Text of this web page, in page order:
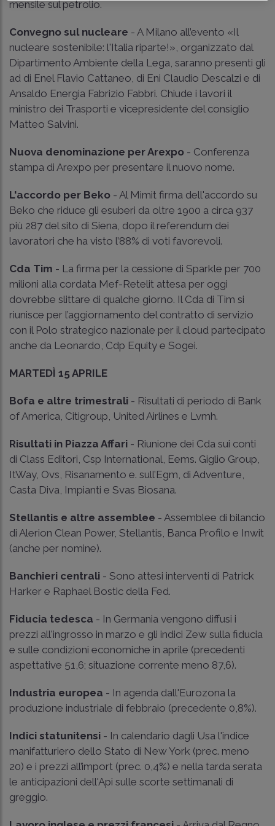
mensile sul petrolio.
Convegno sul nucleare - A Milano all’evento «Il
nucleare sostenibile: l'Italia riparte!», organizzato dal
Dipartimento Ambiente della Lega, saranno presenti gli
ad di Enel Flavio Cattaneo, di Eni Claudio Descalzi e di
Ansaldo Energia Fabrizio Fabbri. Chiude i lavori il
ministro dei Trasporti e vicepresidente del consiglio
Matteo Salvini.
Nuova denominazione per Arexpo - Conferenza
stampa di Arexpo per presentare il nuovo nome.
L'accordo per Beko - Al Mimit firma dell'accordo su
Beko che riduce gli esuberi da oltre 1900 a circa 937
più 287 del sito di Siena, dopo il referendum dei
lavoratori che ha visto l’88% di voti favorevoli.
Cda Tim - La firma per la cessione di Sparkle per 700
milioni alla cordata Mef-Retelit attesa per oggi
dovrebbe slittare di qualche giorno. Il Cda di Tim si
riunisce per l’aggiornamento del contratto di servizio
con il Polo strategico nazionale per il cloud partecipato
anche da Leonardo, Cdp Equity e Sogei.
MARTEDÌ 15 APRILE
Bofa e altre trimestrali - Risultati di periodo di Bank
of America, Citigroup, United Airlines e Lvmh.
Risultati in Piazza Affari - Riunione dei Cda sui conti
di Class Editori, Csp International, Eems. Giglio Group,
ItWay, Ovs, Risanamento e. sull’Egm, di Adventure,
Casta Diva, Impianti e Svas Biosana.
Stellantis e altre assemblee - Assemblee di bilancio
di Alerion Clean Power, Stellantis, Banca Profilo e Inwit
(anche per nomine).
Banchieri centrali - Sono attesi interventi di Patrick
Harker e Raphael Bostic della Fed.
Fiducia tedesca - In Germania vengono diffusi i
prezzi all'ingrosso in marzo e gli indici Zew sulla fiducia
e sulle condizioni economiche in aprile (precedenti
aspettative 51,6; situazione corrente meno 87,6).
Industria europea - In agenda dall'Eurozona la
produzione industriale di febbraio (precedente 0,8%).
Indici statunitensi - In calendario dagli Usa l'indice
manifatturiero dello Stato di New York (prec. meno
20) e i prezzi all’import (prec. 0,4%) e nella tarda serata
le anticipazioni dell'Api sulle scorte settimanali di
greggio.